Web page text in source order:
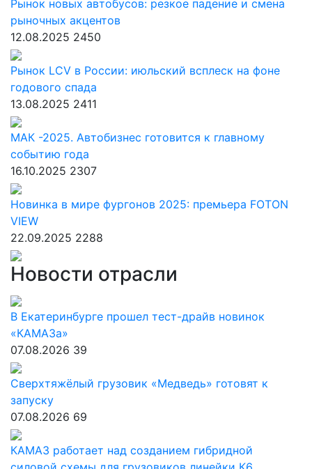
Рынок новых автобусов: резкое падение и смена
рыночных акцентов
12.08.2025 2450
Рынок LCV в России: июльский всплеск на фоне
годового спада
13.08.2025 2411
МАК -2025. Автобизнес готовится к главному
событию года
16.10.2025 2307
Новинка в мире фургонов 2025: премьера FOTON
VIEW
22.09.2025 2288
Новости отрасли
В Екатеринбурге прошел тест-драйв новинок
«КАМАЗа»
07.08.2026 39
Сверхтяжёлый грузовик «Медведь» готовят к
запуску
07.08.2026 69
КАМАЗ работает над созданием гибридной